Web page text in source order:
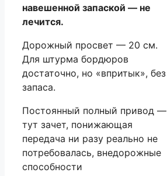
навешенной запаской — не
лечится.
Дорожный просвет — 20 см.
Для штурма бордюров
достаточно, но «впритык», без
запаса.
Постоянный полный привод —
тут зачет, понижающая
передача ни разу реально не
потребовалась, внедорожные
способности